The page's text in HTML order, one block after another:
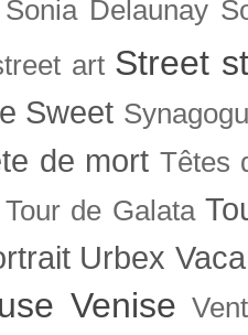
Sonia Delaunay
art Street
Sweet
de mort Têtes
Tour de Galata
Urbex
Venise